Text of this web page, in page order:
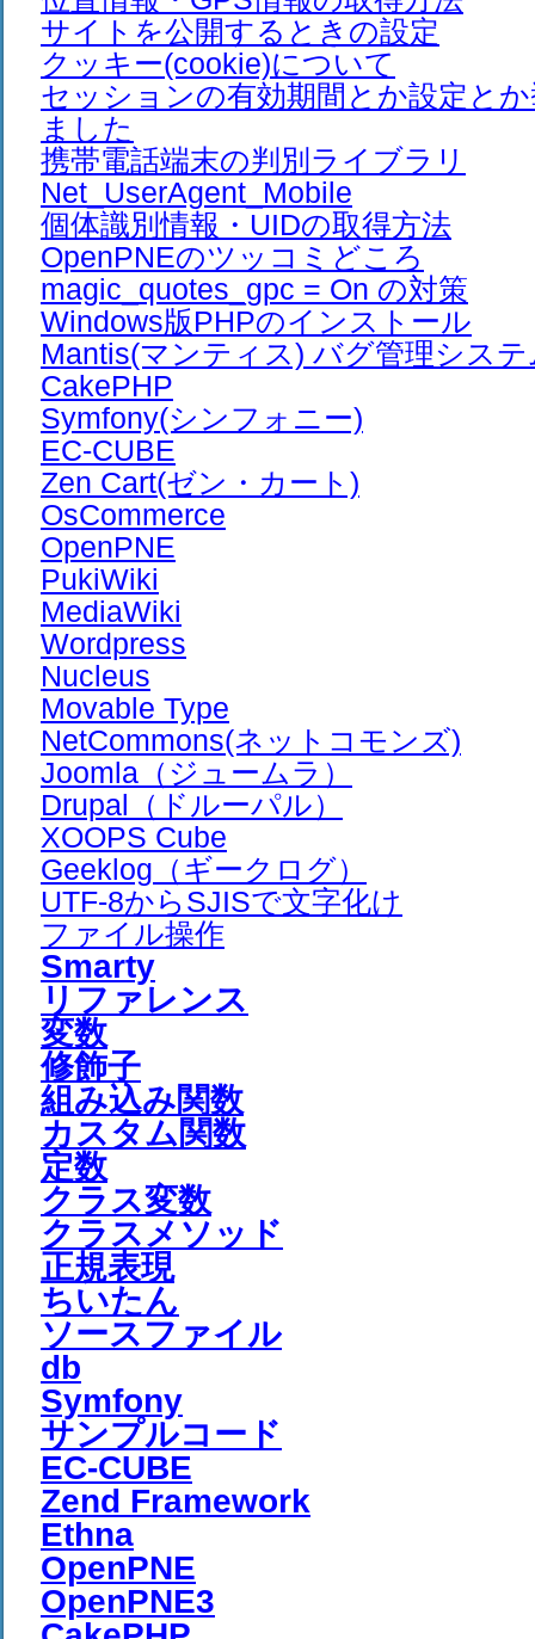
サイトを公開するときの設定
クッキー(cookie)について
セッションの有効期間とか設定と
ました
携帯電話端末の判別ライブラリ
Net_UserAgent_Mobile
個体識別情報・UIDの取得方法
OpenPNEのツッコミどころ
magic_quotes_gpc = On の対策
Windows版PHPのインストール
Mantis(マンティス) バグ管理システ
CakePHP
Symfony(シンフォニー)
EC-CUBE
Zen Cart(ゼン・カート)
OsCommerce
OpenPNE
PukiWiki
MediaWiki
Wordpress
Nucleus
Movable Type
NetCommons(ネットコモンズ)
Joomla（ジュームラ）
Drupal（ドルーパル）
XOOPS Cube
Geeklog（ギークログ）
UTF-8からSJISで文字化け
ファイル操作
Smarty
リファレンス
変数
修飾子
組み込み関数
カスタム関数
定数
クラス変数
クラスメソッド
正規表現
ちいたん
ソースファイル
db
Symfony
サンプルコード
EC-CUBE
Zend Framework
Ethna
OpenPNE
OpenPNE3